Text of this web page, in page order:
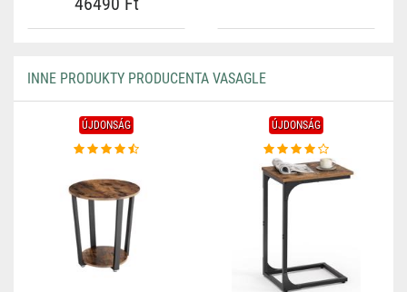
INNE PRODUKTY PRODUCENTA VASAGLE
ÚJDONSÁG ÚJDONSÁG